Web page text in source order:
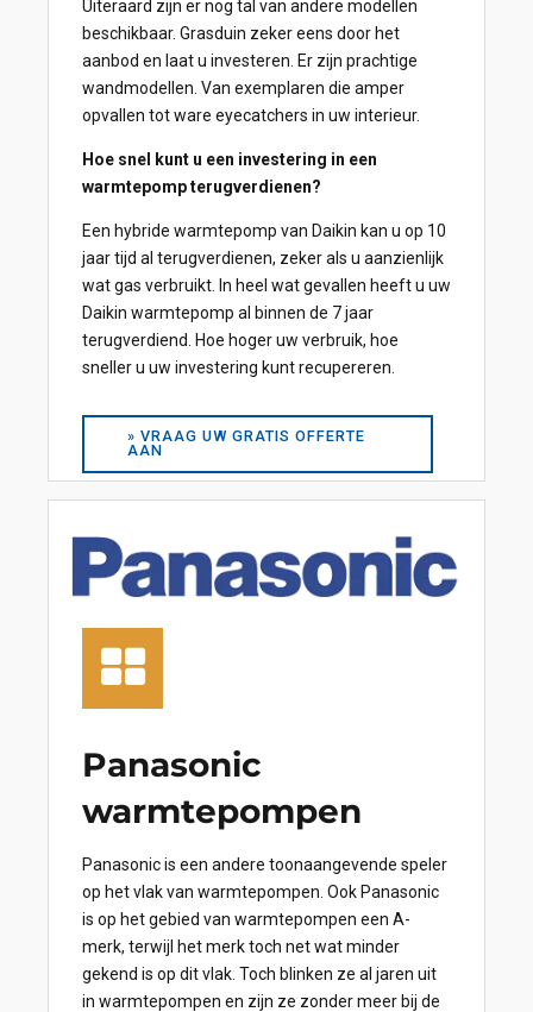
Uiteraard zijn er nog tal van andere modellen
beschikbaar. Grasduin zeker eens door het
aanbod en laat u investeren. Er zijn prachtige
wandmodellen. Van exemplaren die amper
opvallen tot ware eyecatchers in uw interieur.
Hoe snel kunt u een investering in een
warmtepomp terugverdienen?
Een hybride warmtepomp van Daikin kan u op 10
jaar tijd al terugverdienen, zeker als u aanzienlijk
wat gas verbruikt. In heel wat gevallen heeft u uw
Daikin warmtepomp al binnen de 7 jaar
terugverdiend. Hoe hoger uw verbruik, hoe
sneller u uw investering kunt recupereren.
» VRAAG UW GRATIS OFFERTE
AAN
Panasonic
warmtepompen
Panasonic is een andere toonaangevende speler
op het vlak van warmtepompen. Ook Panasonic
is op het gebied van warmtepompen een A-
merk, terwijl het merk toch net wat minder
gekend is op dit vlak. Toch blinken ze al jaren uit
in warmtepompen en zijn ze zonder meer bij de